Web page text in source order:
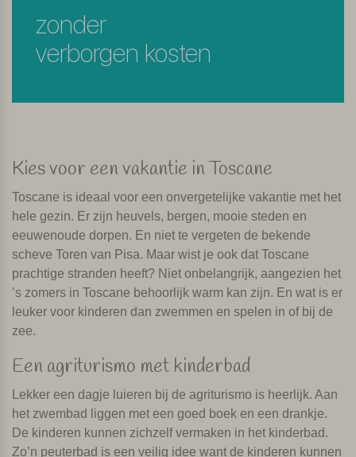
zonder
verborgen kosten
Kies voor een vakantie in Toscane
Toscane is ideaal voor een onvergetelijke vakantie met het
hele gezin. Er zijn heuvels, bergen, mooie steden en
eeuwenoude dorpen. En niet te vergeten de bekende
scheve Toren van Pisa. Maar wist je ook dat Toscane
prachtige stranden heeft? Niet onbelangrijk, aangezien het
’s zomers in Toscane behoorlijk warm kan zijn. En wat is er
leuker voor kinderen dan zwemmen en spelen in of bij de
zee.
Een agriturismo met kinderbad
Lekker een dagje luieren bij de agriturismo is heerlijk. Aan
het zwembad liggen met een goed boek en een drankje.
De kinderen kunnen zichzelf vermaken in het kinderbad.
Zo’n peuterbad is een veilig idee want de kinderen kunnen